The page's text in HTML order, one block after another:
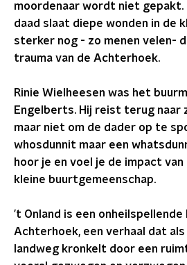
moordenaar wordt niet
daad slaat diepe wonden in de
sterker nog - zo menen velen-
trauma van de Achterhoek.
Rinie Wielheesen was het
Engelberts. Hij reist terug naar
maar niet om de dader op te
whosdunnit maar een
hoor je en voel je de impact
kleine buurtgemeenschap.
’t Onland is een
Achterhoek, een verhaal dat
landweg kronkelt door een